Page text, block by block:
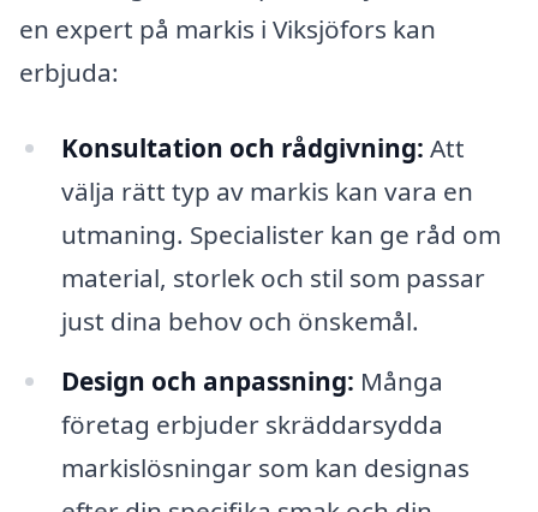
en expert på markis i Viksjöfors kan
erbjuda:
Konsultation och rådgivning: Att
välja rätt typ av markis kan vara en
utmaning. Specialister kan ge råd om
material, storlek och stil som passar
just dina behov och önskemål.
Design och anpassning: Många
företag erbjuder skräddarsydda
markislösningar som kan designas